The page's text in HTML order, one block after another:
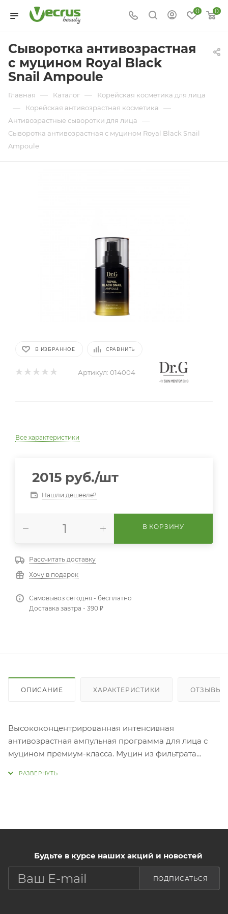
0 0
Сыворотка антивозрастная
с муцином Royal Black
Snail Ampoule
Главная — Каталог — Корейская косметика для лица
— Корейская антивозрастная косметика —
Антивозрастные сыворотки для лица —
Сыворотка антивозрастная с муцином Royal Black Snail
Ampoule
В ИЗБРАННОЕ СРАВНИТЬ
Артикул: 014004
Все характеристики
2015 руб./шт
Нашли дешевле?
В КОРЗИНУ
Рассчитать доставку
Хочу в подарок
Самовывоз сегодня - бесплатно
Доставка завтра - 390 ₽
ОПИСАНИЕ ХАРАКТЕРИСТИКИ ОТЗЫВЫ
Высококонцентрированная интенсивная
антивозрастная ампульная программа для лица с
муцином премиум-класса. Муцин из фильтрата
старения кожи. Ускоряет регенерацию эпидермиса,
кожу более гладкой и придает более равномерный
тон. Black BeeOme - ферментированный эликсир
черного пчелиного меда для восстановления
Будьте в курсе наших акций и новостей
ПОДПИСАТЬСЯ